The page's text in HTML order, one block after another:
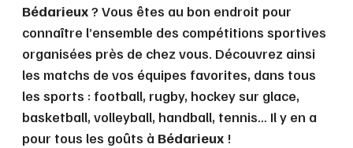
Bédarieux? Vous êtes au bon endroit pour
connaître l’ensemble des compétitions sportives
organisées près de chez vous. Découvrez ainsi
les matchs de vos équipes favorites, dans tous
les sports : football, rugby, hockey sur glace,
basketball, volleyball, handball, tennis… Il y en a
pour tous les goûts à Bédarieux !